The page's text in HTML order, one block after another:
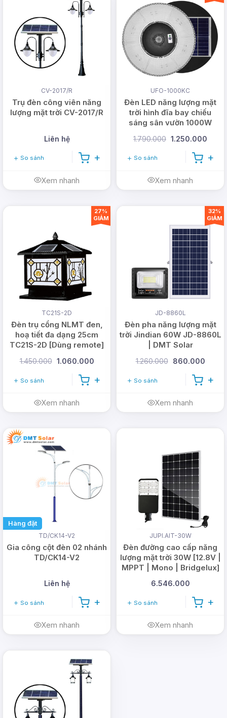
CV-2017/R
Trụ đèn công viên năng
lượng mặt trời CV-2017/R
Liên hệ
So sánh
Xem nhanh
UFO-1000KC
Đèn LED năng lượng mặt
trời hình đĩa bay chiếu
sáng sân vườn 1000W
1.790.000 1.250.000
So sánh
Xem nhanh
TC21S-2D
Đèn trụ cổng NLMT đen,
hoạ tiết đa dạng 25cm
TC21S-2D [Dùng remote]
1.450.000 1.060.000
So sánh
Xem nhanh
27%
GIẢM
JD-8860L
Đèn pha năng lượng mặt
trời Jindian 60W JD-8860L
| DMT Solar
1.260.000 860.000
So sánh
Xem nhanh
32%
GIẢM
Hàng đặt
TD/CK14-V2
Gia công cột đèn 02 nhánh
TD/CK14-V2
Liên hệ
So sánh
Xem nhanh
JUPI.AIT-30W
Đèn đường cao cấp năng
lượng mặt trời 30W [12.8V |
MPPT | Mono | Bridgelux]
6.546.000
So sánh
Xem nhanh